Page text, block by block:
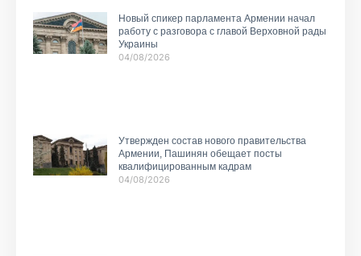
Новый спикер парламента Армении начал
работу с разговора с главой Верховной рады
Украины
04/08/2026
Утвержден состав нового правительства
Армении, Пашинян обещает посты
квалифицированным кадрам
04/08/2026